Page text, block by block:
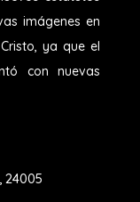
imágenes en
ya que el
con nuevas
24005